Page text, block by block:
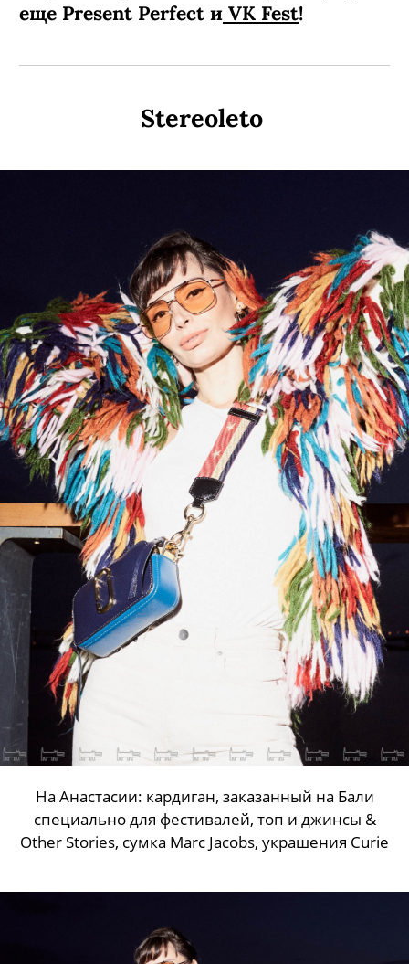
еще Present Perfect и VK Fest!
Stereoleto
На Анастасии: кардиган, заказанный на Бали
специально для фестивалей, топ и джинсы &
Other Stories, сумка Marc Jacobs, украшения Curie